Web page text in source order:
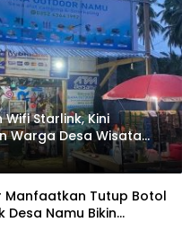
Starlink, Kini
Warga Desa Wisata
Mengakses Transaksi
Manfaatkan Tutup Botol
Desa Namu Bikin
Ekonomi